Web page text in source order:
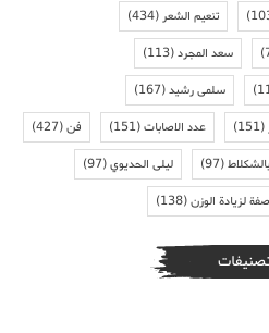
تنعيم الشعر(434)
سعد المجرد(113)
سلمى رشيد(167)
(151) عدد الاصابات(151) فن(427)
(97) ليلى الحديوي(97)
لزيادة الوزن(138)